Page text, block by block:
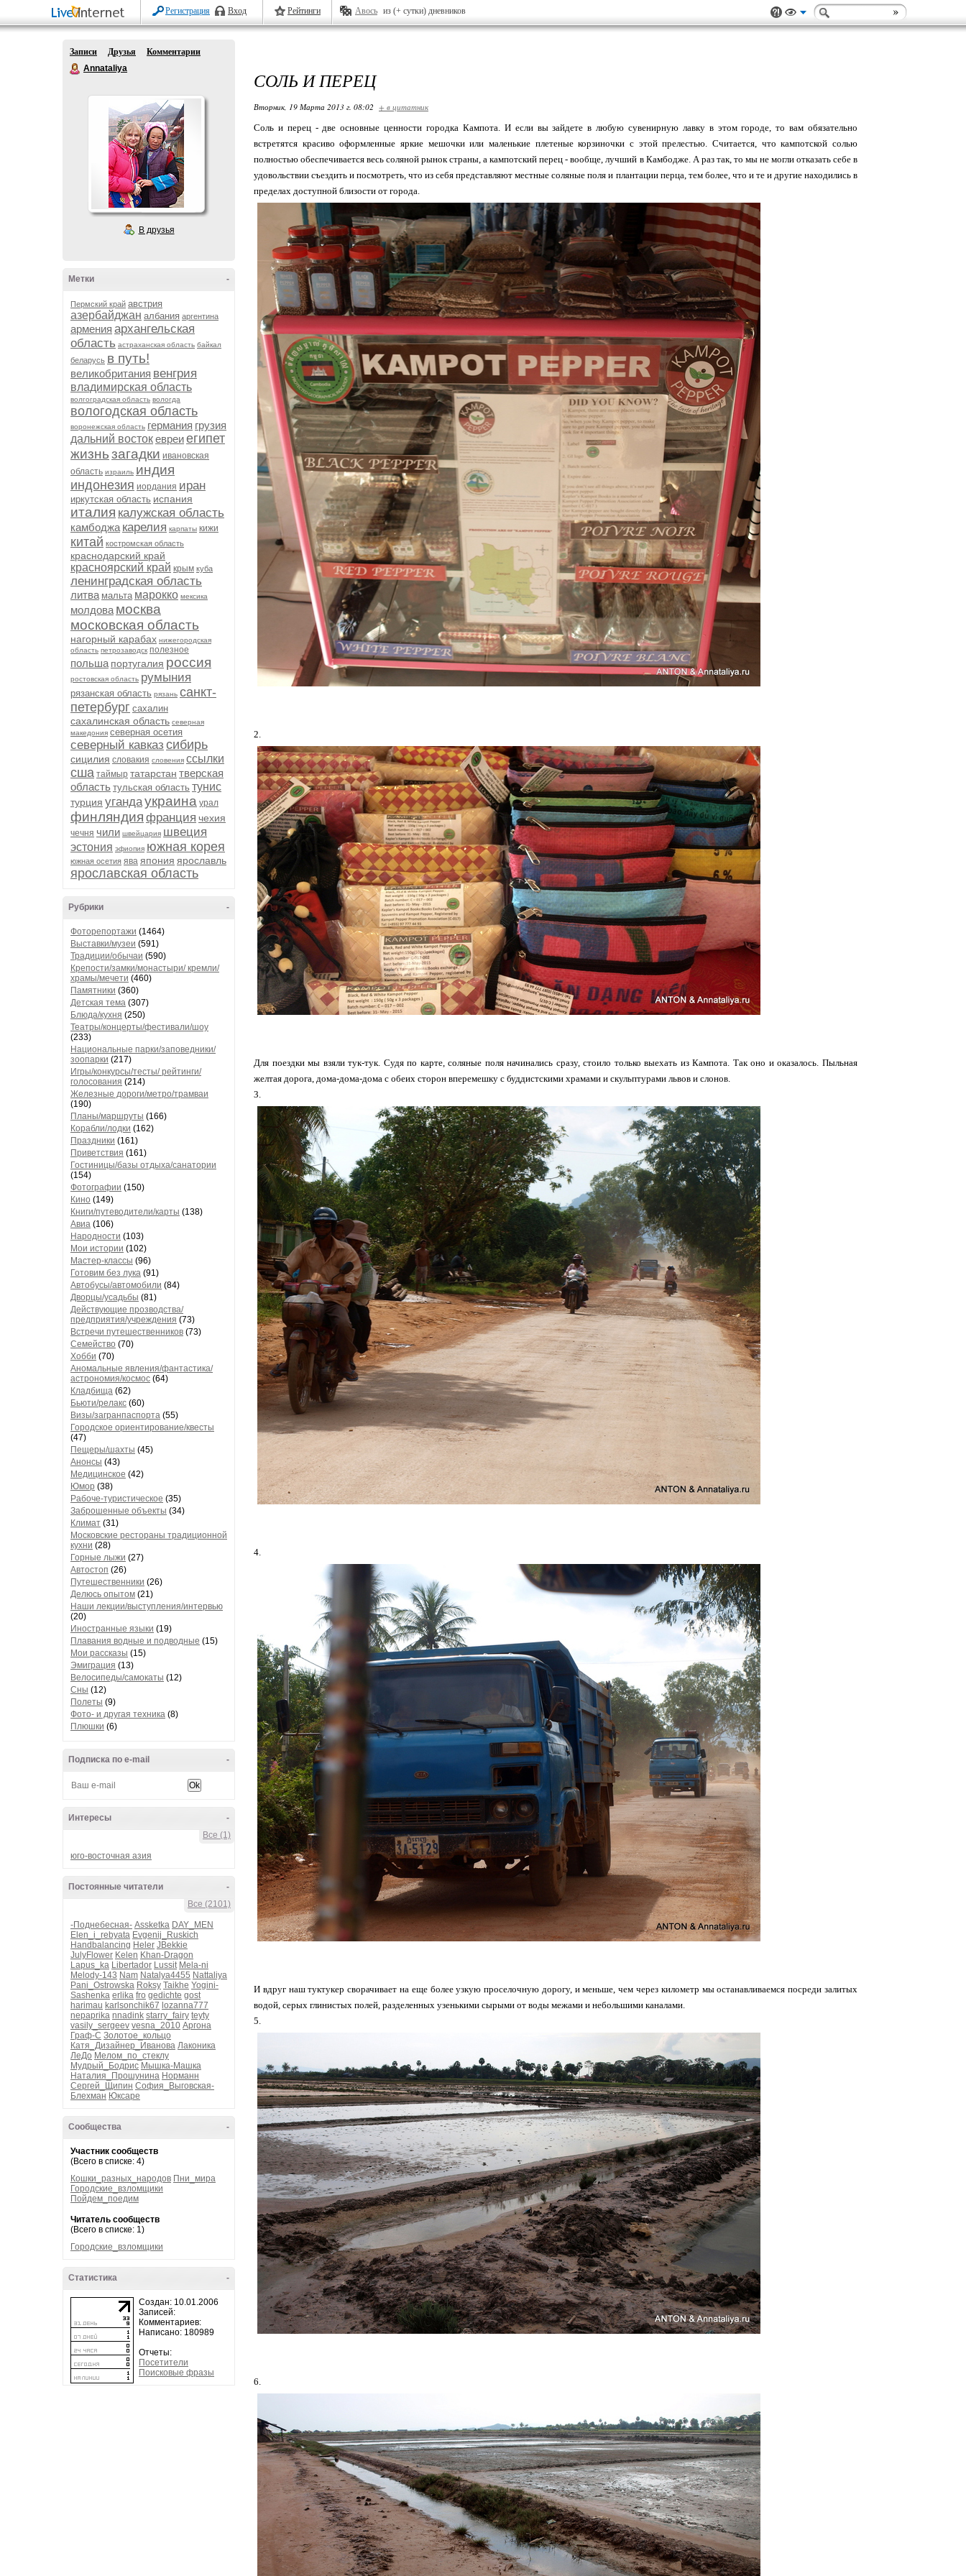
Регистрация Вход Рейтинги Авось из (+ сутки) дневников
Записи Друзья
Комментарии
Annataliya
В друзья
-
Метки
Пермский край австрия
азербайджан албания аргентина
армения архангельская
область астраханская область байкал
беларусь в путь!
великобритания венгрия
владимирская область
волгоградская область вологда
вологодская область
воронежская область германия грузия
дальний востокевреиегипет
жизньзагадки ивановская
область израиль индия
индонезия иордания иран
иркутская область испания
италия калужская область
камбоджа карелия карпаты кижи
китай костромская область
краснодарский край
красноярский край крым куба
ленинградская область
литва мальта марокко мексика
молдова москва
московская область
нагорный карабах нижегородская
область петрозаводск полезное
польша португалия россия
ростовская область румыния
рязанская область рязань санкт-
петербург сахалин
сахалинская область северная
македония северная осетия
северный кавказ сибирь
сицилия словакия словения ссылки
сша таймыр татарстан тверская
область тульская область тунис
турция угандаукраина урал
финляндия франция чехия
чечня чили швейцария швеция
эстония эфиопия южная корея
южная осетия ява япония ярославль
ярославская область
-
Рубрики
Фоторепортажи (1464)
Выставки/музеи (591)
Традиции/обычаи (590)
Крепости/замки/монастыри/ кремли/
храмы/мечети (460)
Памятники (360)
Детская тема (307)
Блюда/кухня (250)
Театры/концерты/фестивали/шоу
(233)
Национальные парки/заповедники/
зоопарки (217)
Игры/конкурсы/тесты/ рейтинги/
голосования (214)
Железные дороги/метро/трамваи
(190)
Планы/маршруты (166)
Корабли/лодки (162)
Праздники (161)
Приветствия (161)
Гостиницы/базы отдыха/санатории
(154)
Фотографии (150)
Кино (149)
Книги/путеводители/карты (138)
Авиа (106)
Народности (103)
Мои истории (102)
Мастер-классы (96)
Готовим без лука (91)
Автобусы/автомобили (84)
Дворцы/усадьбы (81)
Действующие прозводства/
предприятия/учреждения (73)
Встречи путешественников (73)
Семейство (70)
Хобби (70)
Аномальные явления/фантастика/
астрономия/космос (64)
Кладбища (62)
Бьюти/релакс (60)
Визы/загранпаспорта (55)
Городское ориентирование/квесты
(47)
Пещеры/шахты (45)
Анонсы (43)
Медицинское (42)
Юмор (38)
Рабоче-туристическое (35)
Заброшенные объекты (34)
Климат (31)
Московские рестораны традиционной
кухни (28)
Горные лыжи (27)
Автостоп (26)
Путешественники (26)
Делюсь опытом (21)
Наши лекции/выступления/интервью
(20)
Иностранные языки (19)
Плавания водные и подводные (15)
Мои рассказы (15)
Эмиграция (13)
Велосипеды/самокаты (12)
Сны (12)
Полеты (9)
Фото- и другая техника (8)
Плюшки (6)
-
Подписка по e-mail
-
Интересы
Все (1)
юго-восточная азия
-
Постоянные читатели
Все (2101)
-Поднебесная- Assketka DAY_MEN
Elen_i_rebyata Evgenij_Ruskich
Handbalancing Heler JBekkie
JulyFlower Kelen Khan-Dragon
Lapus_ka Libertador Lussit Mela-ni
Melody-143 Nam Natalya4455 Nattaliya
Pani_Ostrowska Roksy Taikhe Yogini-
Sashenka erlika fro gedichte gost
harimau karlsonchik67 lozanna777
nepaprika nnadink starry_fairy teyty
vasily_sergeev vesna_2010 Аргона
Граф-С Золотое_кольцо
Катя_Дизайнер_Иванова Лаконика
ЛеДо Мелом_по_стеклу
Мудрый_Бодрис Мышка-Машка
Наталия_Прошунина Норманн
Сергей_Щипин София_Выговская-
Блехман Юксаре
-
Сообщества
Участник сообществ
(Всего в списке: 4)
Кошки_разных_народов Пни_мира
Городские_взломщики
Пойдем_поедим
Читатель сообществ
(Всего в списке: 1)
Городские_взломщики
-
Статистика
Создан: 10.01.2006
Записей:
Комментариев:
Написано: 180989
Отчеты:
Посетители
Поисковые фразы
СОЛЬ И ПЕРЕЦ
Вторник, 19 Марта 2013 г. 08:02 + в цитатник
Соль и перец - две основные ценности городка Кампота. И если вы зайдете в любую сувенирную лавку в этом городе, то вам обязательно
встретятся красиво оформленные яркие мешочки или маленькие плетеные корзиночки с этой прелестью. Считается, что кампотской солью
полностью обеспечивается весь соляной рынок страны, а кампотский перец - вообще, лучший в Камбодже. А раз так, то мы не могли отказать себе в
удовольствии съездить и посмотреть, что из себя представляют местные соляные поля и плантации перца, тем более, что и те и другие находились в
пределах доступной близости от города.
2.
Для поездки мы взяли тук-тук. Судя по карте, соляные поля начинались сразу, стоило только выехать из Кампота. Так оно и оказалось. Пыльная
желтая дорога, дома-дома-дома с обеих сторон вперемешку с буддистскими храмами и скульптурами львов и слонов.
3.
4.
И вдруг наш туктукер сворачивает на еще более узкую проселочную дорогу, и меньше, чем через километр мы останавливаемся посреди залитых
водой, серых глинистых полей, разделенных узенькими сырыми от воды межами и небольшими каналами.
5.
6.